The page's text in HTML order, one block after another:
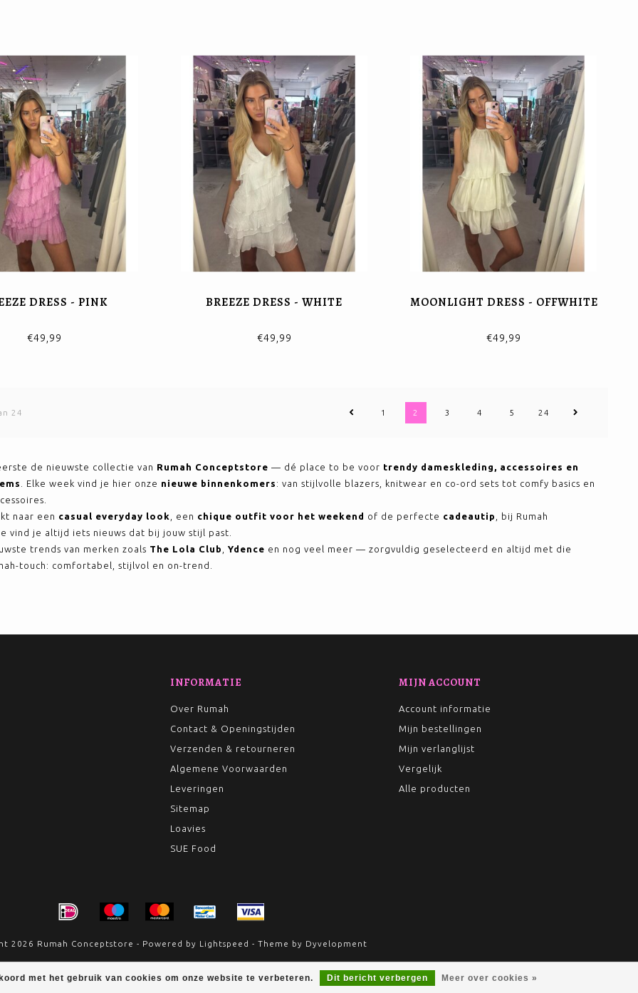
DRESS - PINK
€49,99
BREEZE DRESS - WHITE
€49,99
MOONLIGHT DRESS - OFFWHITE
€49,99
24 1 2 3 4 5 24
de nieuwste collectie van Rumah Conceptstore — dé place to be voor trendy dameskleding, accessoires en
. Elke week vind je hier onze nieuwe binnenkomers : van stijlvolle blazers, knitwear en co-ord sets tot comfy basics en
naar een casual everyday look , een chique outfit voor het weekend of de perfecte cadeautip
, bij Rumah
vind je altijd iets nieuws dat bij jouw stijl past.
trends van merken zoals The Lola Club Ydence en nog veel meer — zorgvuldig geselecteerd en altijd met die
touch: comfortabel, stijlvol en on-trend.
met het gebruik van cookies om onze website te verbeteren. Dit bericht verbergen Meer over cookies »
INFORMATIE
Over Rumah
Contact & Openingstijden
Verzenden & retourneren
Algemene Voorwaarden
Leveringen
Sitemap
Loavies
SUE Food
MIJN ACCOUNT
Account informatie
Mijn bestellingen
Mijn verlanglijst
Vergelijk
Alle producten
2026 Rumah Conceptstore - Powered by Lightspeed - Theme by Dyvelopment